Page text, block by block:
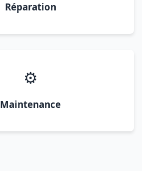
Réparation
⚙️
Maintenance